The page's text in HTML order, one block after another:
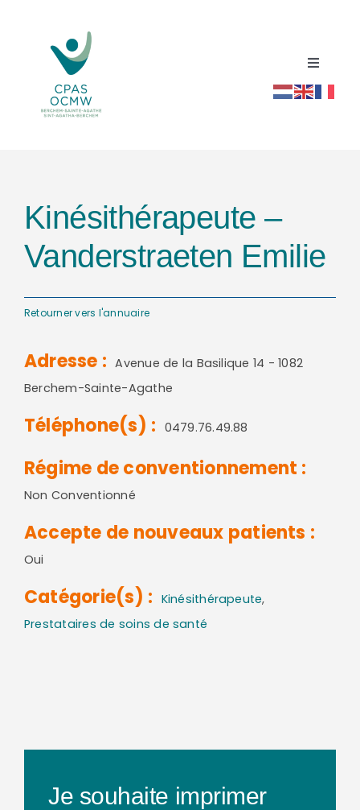
contenu
Toggle
Accueil
Actualités
Ressources
Contact
Kinésithérapeute –
Vanderstraeten Emilie
Retourner vers l'annuaire
Adresse : Avenue de la Basilique 14 - 1082
Berchem-Sainte-Agathe
Téléphone(s) : 0479.76.49.88
Régime de conventionnement :
Non Conventionné
Accepte de nouveaux patients :
Oui
Catégorie(s) : Kinésithérapeute,
Prestataires de soins de santé
Je souhaite imprimer